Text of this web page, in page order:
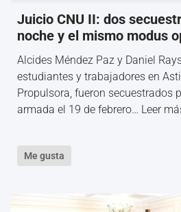
Juicio CNU II: dos
noche y el mismo modus
Alcides Méndez Paz y Daniel
estudiantes y trabajadores en
Propulsora, fueron secuestrados
armada el 19 de febrero… Leer
Me gusta